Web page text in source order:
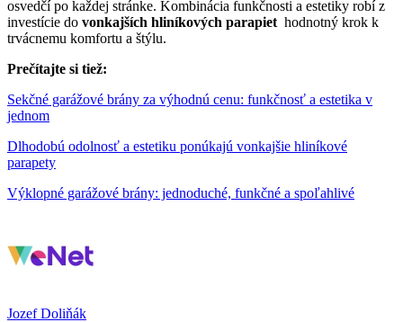
osvedčí po každej stránke. Kombinácia funkčnosti a estetiky robí z
investície do vonkajších hliníkových parapiet hodnotný krok k
trvácnemu komfortu a štýlu.
Prečítajte si tiež:
Sekčné garážové brány za výhodnú cenu: funkčnosť a estetika v
jednom
Dlhodobú odolnosť a estetiku ponúkajú vonkajšie hliníkové
parapety
Výklopné garážové brány: jednoduché, funkčné a spoľahlivé
Jozef Doliňák